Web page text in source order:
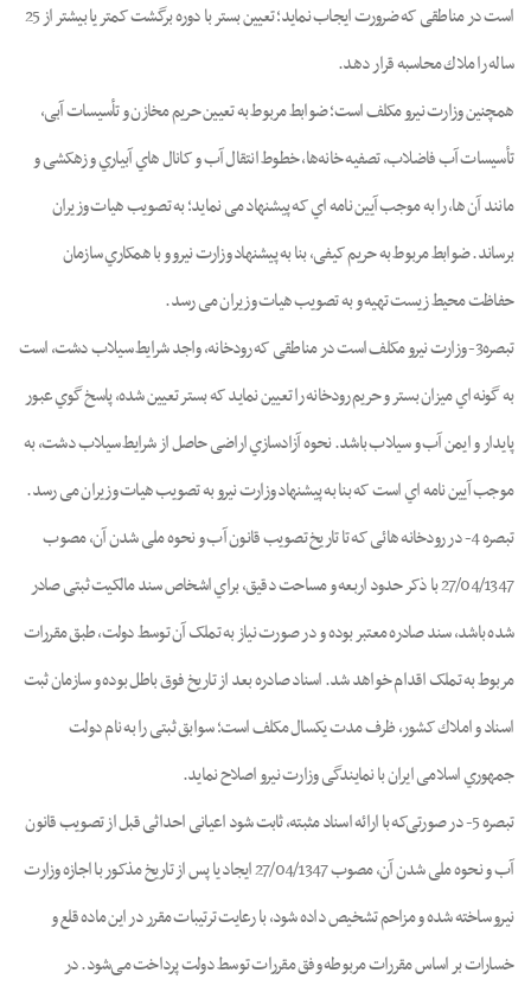
اﺳﺖ در ﻣﻨﺎﻃﻘﯽ ﮐﻪ ﺿﺮورت اﯾﺠﺎب ﻧﻤﺎﯾﺪ؛ ﺗﻌﯿﯿﻦ ﺑﺴﺘﺮ ﺑﺎ دوره ﺑﺮﮔﺸﺖ ﮐﻤﺘﺮ ﯾﺎ ﺑﯿﺸﺘﺮ از 25
ﺳﺎﻟﻪ را ﻣﻼك ﻣﺤﺎﺳﺒﻪ ﻗﺮار دﻫﺪ.
ﻫﻤﭽﻨﯿﻦ وزارت ﻧﯿﺮو ﻣﮑﻠﻒ اﺳﺖ؛ ﺿﻮاﺑﻂ ﻣﺮﺑﻮط ﺑﻪ ﺗﻌﯿﯿﻦ ﺣﺮﯾﻢ ﻣﺨﺎزن و ﺗﺄﺳﯿﺴﺎت آﺑﯽ،
ﺗﺄﺳﯿﺴﺎت آب ﻓﺎﺿﻼب، ﺗﺼﻔﯿﻪ ﺧﺎﻧﻪﻫﺎ، ﺧﻄﻮط اﻧﺘﻘﺎل آب و ﮐﺎﻧﺎل ﻫﺎي آﺑﯿﺎري و زﻫﮑﺸﯽ و
ﻣﺎﻧﻨﺪ آن ﻫﺎ، را ﺑﻪ ﻣﻮﺟﺐ آﯾﯿﻦ ﻧﺎﻣﻪ اي ﮐﻪ ﭘﯿﺸﻨﻬﺎد ﻣﯽ ﻧﻤﺎﯾﺪ؛ ﺑﻪ ﺗﺼﻮﯾﺐ ﻫﯿﺎت وزﯾﺮان
ﺑﺮﺳﺎﻧﺪ. ﺿﻮاﺑﻂ ﻣﺮﺑﻮط ﺑﻪ ﺣﺮﯾﻢ ﮐﯿﻔﯽ، ﺑﻨﺎ ﺑﻪ ﭘﯿﺸﻨﻬﺎد وزارت ﻧﯿﺮو و ﺑﺎ ﻫﻤﮑﺎري ﺳﺎزﻣﺎن
ﺣﻔﺎﻇﺖ ﻣﺤﯿﻂ زﯾﺴﺖ ﺗﻬﯿﻪ و ﺑﻪ ﺗﺼﻮﯾﺐ ﻫﯿﺎت وزﯾﺮان ﻣﯽ رﺳﺪ.
ﺗﺒﺼﺮه3- وزارت ﻧﯿﺮو ﻣﮑﻠﻒ اﺳﺖ در ﻣﻨﺎﻃﻘﯽ ﮐﻪ رودﺧﺎﻧﻪ، واﺟﺪ ﺷﺮاﯾﻂ ﺳﯿﻼب دﺷﺖ، اﺳﺖ
ﺑﻪ ﮔﻮﻧﻪ اي ﻣﯿﺰان ﺑﺴﺘﺮ و ﺣﺮﯾﻢ رودﺧﺎﻧﻪ را ﺗﻌﯿﯿﻦ ﻧﻤﺎﯾﺪ ﮐﻪ ﺑﺴﺘﺮ ﺗﻌﯿﯿﻦ ﺷﺪه، ﭘﺎﺳﺦ ﮔﻮي ﻋﺒﻮر
ﭘﺎﯾﺪار و اﯾﻤﻦ آب و ﺳﯿﻼب ﺑﺎﺷﺪ. ﻧﺤﻮه آزادﺳﺎزي اراﺿﯽ ﺣﺎﺻﻞ از ﺷﺮاﯾﻂ ﺳﯿﻼب دﺷﺖ، ﺑﻪ
ﻣﻮﺟﺐ آﯾﯿﻦ ﻧﺎﻣﻪ اي اﺳﺖ ﮐﻪ ﺑﻨﺎ ﺑﻪ ﭘﯿﺸﻨﻬﺎد وزارت ﻧﯿﺮو ﺑﻪ ﺗﺼﻮﯾﺐ ﻫﯿﺎت وزﯾﺮان ﻣﯽ رﺳﺪ.
ﺗﺒﺼﺮه 4- در رودﺧﺎﻧﻪ ﻫﺎﺋﯽ ﮐﻪ ﺗﺎ ﺗﺎرﯾﺦ ﺗﺼﻮﯾﺐ ﻗﺎﻧﻮن آب و ﻧﺤﻮه ﻣﻠﯽ ﺷﺪن آن، ﻣﺼﻮب
27/04/1347 ﺑﺎ ذﮐﺮ ﺣﺪود ارﺑﻌﻪ و ﻣﺴﺎﺣﺖ دﻗﯿﻖ، ﺑﺮاي اﺷﺨﺎص ﺳﻨﺪ ﻣﺎﻟﮑﯿﺖ ﺛﺒﺘﯽ ﺻﺎدر
ﺷﺪه ﺑﺎﺷﺪ، ﺳﻨﺪ ﺻﺎدره ﻣﻌﺘﺒﺮ ﺑﻮده و در ﺻﻮرت ﻧﯿﺎز ﺑﻪ ﺗﻤﻠﮏ آن ﺗﻮﺳﻂ دوﻟﺖ، ﻃﺒﻖ ﻣﻘﺮرات
ﻣﺮﺑﻮط ﺑﻪ ﺗﻤﻠﮏ اﻗﺪام ﺧﻮاﻫﺪ ﺷﺪ. اﺳﻨﺎد ﺻﺎدره ﺑﻌﺪ از ﺗﺎرﯾﺦ ﻓﻮق ﺑﺎﻃﻞ ﺑﻮده و ﺳﺎزﻣﺎن ﺛﺒﺖ
اﺳﻨﺎد و اﻣﻼك ﮐﺸﻮر، ﻇﺮف ﻣﺪت ﯾﮑﺴﺎل ﻣﮑﻠﻒ اﺳﺖ؛ ﺳﻮاﺑﻖ ﺛﺒﺘﯽ را به ﻧﺎم دوﻟﺖ
ﺟﻤﻬﻮري اﺳﻼﻣﯽ اﯾﺮان ﺑﺎ ﻧﻤﺎﯾﻨﺪﮔﯽ وزارت ﻧﯿﺮو اﺻﻼح ﻧﻤﺎﯾﺪ.
ﺗﺒﺼﺮه 5- در ﺻﻮرﺗﯽﮐﻪ ﺑﺎ اراﺋﻪ اﺳﻨﺎد ﻣﺜﺒﺘﻪ، ﺛﺎﺑﺖ ﺷﻮد اﻋﯿﺎﻧﯽ اﺣﺪاﺛﯽ ﻗﺒﻞ از ﺗﺼﻮﯾﺐ ﻗﺎﻧﻮن
آب و ﻧﺤﻮه ﻣﻠﯽ ﺷﺪن آن، ﻣﺼﻮب 27/04/1347 اﯾﺠﺎد ﯾﺎ ﭘﺲ از ﺗﺎرﯾﺦ ﻣﺬﮐﻮر ﺑﺎ اﺟﺎزه وزارت
ﻧﯿﺮو ﺳﺎﺧﺘﻪ ﺷﺪه و ﻣﺰاﺣﻢ ﺗﺸﺨﯿﺺ داده ﺷﻮد، ﺑﺎ رﻋﺎﯾﺖ ﺗﺮﺗﯿﺒﺎت ﻣﻘﺮر در اﯾﻦ ﻣﺎده ﻗﻠﻊ و
ﺧﺴﺎرات ﺑﺮ اﺳﺎس ﻣﻘﺮرات ﻣﺮﺑﻮﻃﻪ وﻓﻖ ﻣﻘﺮرات ﺗﻮﺳﻂ دوﻟﺖ ﭘﺮداﺧﺖ ﻣﯽﺷﻮد. در